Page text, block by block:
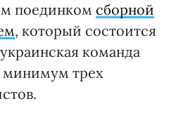
поединком сборной
, который состоится
команда
минимум трех